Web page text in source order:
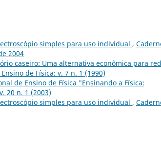
simples para uso individual ,
2004
caseiro: Uma alternativa econômica para
de Física: v. 7 n. 1 (1990)
de Ensino de Física "Ensinando a Física:
20 n. 1 (2003)
simples para uso individual ,